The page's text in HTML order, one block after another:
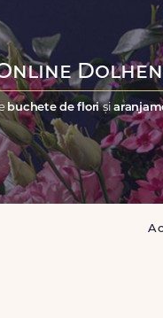
buchete de floriși